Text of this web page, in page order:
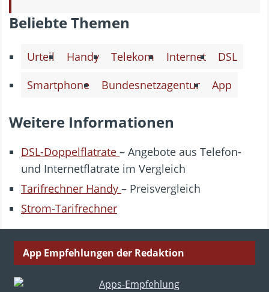
Beliebte Themen
Urteil Handy Telekom Internet
DSL
Smartphone
Bundesnetzagentur App
Weitere Informationen
DSL-Doppelflatrate – Angebote aus Telefon-
und Internetflatrate im Vergleich
Tarifrechner Handy – Preisvergleich
Strom-Tarifrechner
App Empfehlungen der Redaktion